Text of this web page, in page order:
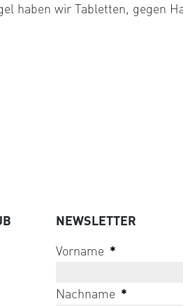
haben wir Tabletten, gegen
NEWSLETTER
Vorname *
Nachname *